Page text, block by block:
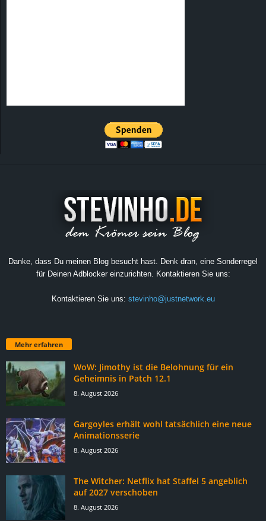
Danke, dass Du meinen Blog besucht hast. Denk dran, eine Sonderregel
für Deinen Adblocker einzurichten. Kontaktieren Sie uns:
Kontaktieren Sie uns: stevinho@justnetwork.eu
Mehr erfahren
WoW: Jimothy ist die Belohnung für ein
Geheimnis in Patch 12.1
8. August 2026
Gargoyles erhält wohl tatsächlich eine neue
Animationsserie
8. August 2026
The Witcher: Netflix hat Staffel 5 angeblich
auf 2027 verschoben
8. August 2026